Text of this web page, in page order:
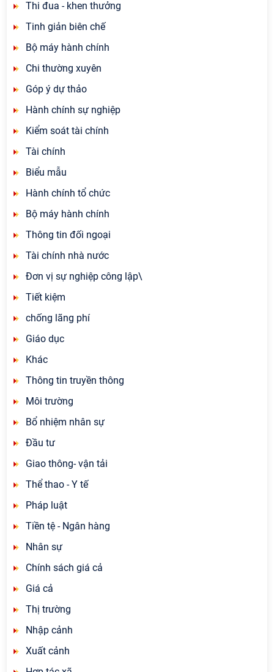
Thi đua - khen thưởng
Tinh giản biên chế
Bộ máy hành chính
Chi thường xuyên
Góp ý dự thảo
Hành chính sự nghiệp
Kiểm soát tài chính
Tài chính
Biểu mẫu
Hành chính tổ chức
Bộ máy hành chính
Thông tin đối ngoại
Tài chính nhà nước
Đơn vị sự nghiệp công lập\
Tiết kiệm
chống lãng phí
Giáo dục
Khác
Thông tin truyền thông
Môi trường
Bổ nhiệm nhân sự
Đầu tư
Giao thông- vận tải
Thể thao - Y tế
Pháp luật
Tiền tệ - Ngân hàng
Nhân sự
Chính sách giá cả
Giá cả
Thị trường
Nhập cảnh
Xuất cảnh